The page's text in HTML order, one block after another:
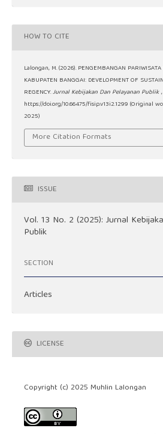
HOW TO CITE
Lalongan, M. (2026). PENGEMBANGAN
KABUPATEN BANGGAI: DEVELOPMENT OF
REGENCY.Jurnal Kebijakan Dan Pelayanan Publik ,
https://doi.org/10.66475/fisip.v13i2.1299 (Original
2025)
More Citation Formats
ISSUE
Vol. 13 No. 2 (2025): Jurnal
Publik
SECTION
Articles
LICENSE
Copyright (c) 2025 Muhlin Lalongan